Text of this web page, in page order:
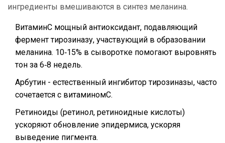
ингредиенты вмешиваются в синтез меланина.
ВитаминC мощный антиоксидант, подавляющий
фермент тирозиназу, участвующий в образовании
меланина. 10‑15% в сыворотке помогают выровнять
тон за 6‑8 недель.
Арбутин - естественный ингибитор тирозиназы, часто
сочетается с витаминомC.
Ретиноиды (ретинол, ретиноидные кислоты)
ускоряют обновление эпидермиса, ускоряя
выведение пигмента.